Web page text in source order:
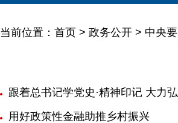
当前位置： 首页 > 政务公开 > 中央
跟着总书记学党史·精神印记 大力
用好政策性金融助推乡村振兴